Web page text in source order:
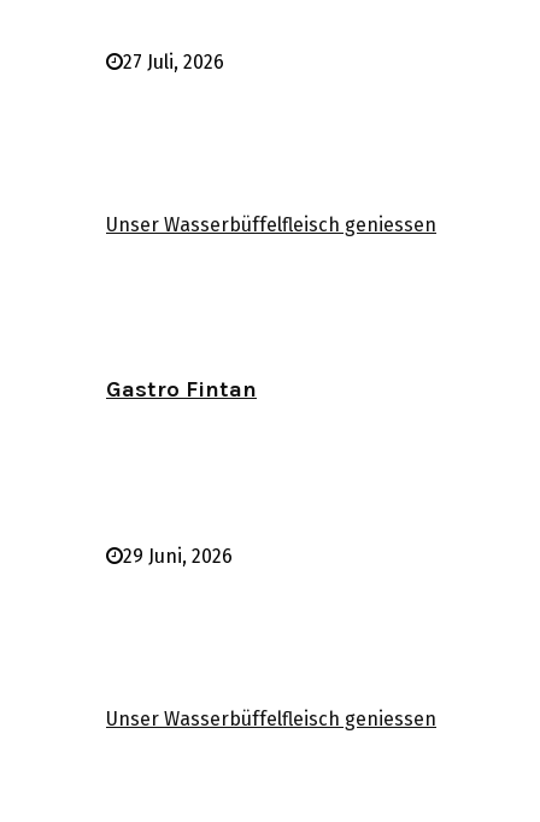
27 Juli, 2026
Unser Wasserbüffelfleisch geniessen
Gastro Fintan
29 Juni, 2026
Unser Wasserbüffelfleisch geniessen